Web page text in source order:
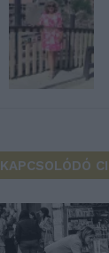
KAPCSOLÓDÓ